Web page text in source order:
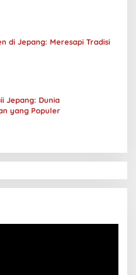
di Jepang: Meresapi Tradisi
Jepang: Dunia
yang Populer